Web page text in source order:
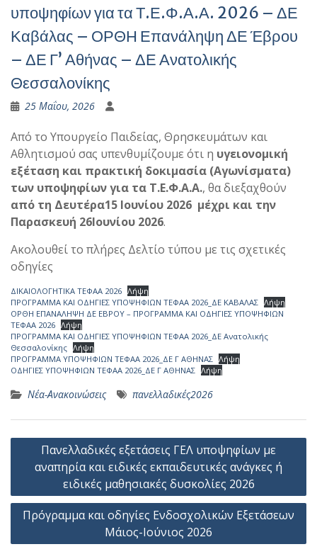
υποψηφίων για τα Τ.Ε.Φ.Α.Α. 2026 – ΔΕ
Καβάλας – ΟΡΘΗ Επανάληψη ΔΕ Έβρου
– ΔΕ Γ’ Αθήνας – ΔΕ Ανατολικής
Θεσσαλονίκης
25 Μαΐου, 2026
Από το Υπουργείο Παιδείας, Θρησκευμάτων και
Αθλητισμού σας υπενθυμίζουμε ότι η υγειονομική
εξέταση και πρακτική δοκιμασία (Αγωνίσματα)
των υποψηφίων για τα Τ.Ε.Φ.Α.Α., θα διεξαχθούν
από τη Δευτέρα15 Ιουνίου 2026 μέχρι και την
Παρασκευή 26Ιουνίου 2026.
Ακολουθεί το πλήρες Δελτίο τύπου με τις σχετικές
οδηγίες
ΔΙΚΑΙΟΛΟΓΗΤΙΚΑ ΤΕΦΑΑ 2026 Λήψη
ΠΡΟΓΡΑΜΜΑ ΚΑΙ ΟΔΗΓΙΕΣ ΥΠΟΨΗΦΙΩΝ ΤΕΦΑΑ 2026_ΔΕ ΚΑΒΑΛΑΣ Λήψη
ΟΡΘΗ ΕΠΑΝΑΛΗΨΗ ΔΕ ΕΒΡΟΥ – ΠΡΟΓΡΑΜΜΑ ΚΑΙ ΟΔΗΓΙΕΣ ΥΠΟΨΗΦΙΩΝ
ΤΕΦΑΑ 2026 Λήψη
ΠΡΟΓΡΑΜΜΑ ΚΑΙ ΟΔΗΓΙΕΣ ΥΠΟΨΗΦΙΩΝ ΤΕΦΑΑ 2026_ΔΕ Ανατολικής
Θεσσαλονίκης Λήψη
ΠΡΟΓΡΑΜΜΑ ΥΠΟΨΗΦΙΩΝ ΤΕΦΑΑ 2026_ΔΕ Γ ΑΘΗΝΑΣ Λήψη
ΟΔΗΓΙΕΣ ΥΠΟΨΗΦΙΩΝ ΤΕΦΑΑ 2026_ΔΕ Γ ΑΘΗΝΑΣ Λήψη
Νέα-Ανακοινώσεις πανελλαδικές2026
Πλοήγηση
άρθρων
Πανελλαδικές εξετάσεις ΓΕΛ υποψηφίων με
αναπηρία και ειδικές εκπαιδευτικές ανάγκες ή
ειδικές μαθησιακές δυσκολίες 2026
Πρόγραμμα και οδηγίες Ενδοσχολικών Εξετάσεων
Μάιος-Ιούνιος 2026